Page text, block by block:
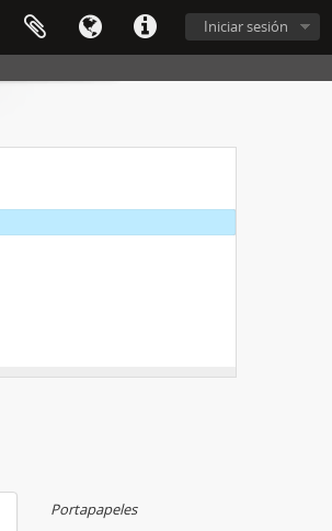
Iniciar sesión
Portapapeles